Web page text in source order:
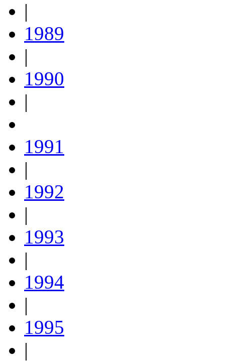
|
1989
|
1990
|
1991
|
1992
|
1993
|
1994
|
1995
|